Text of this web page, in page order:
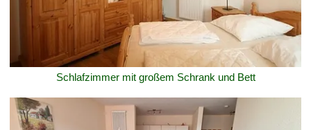
Schlafzimmer mit großem Schrank und Bett